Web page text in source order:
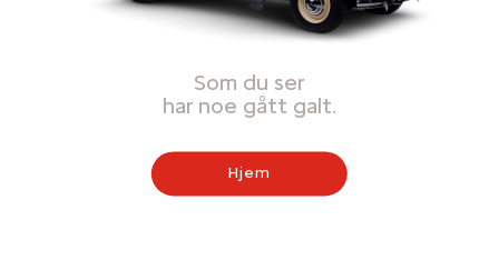
Som du ser
har noe gått galt.
Hjem